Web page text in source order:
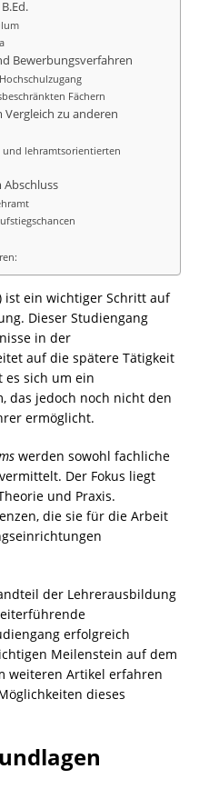
Bewerbungsverfahren
Fächern
Vergleich zu anderen
und lehramtsorientierten
ist ein wichtiger Schritt auf
Dieser Studiengang
in der
auf die spätere Tätigkeit
es sich um ein
das jedoch noch nicht den
ermöglicht.
werden sowohl fachliche
Der Fokus liegt
und Praxis.
die sie für die Arbeit
der Lehrerausbildung
erfolgreich
Meilenstein auf dem
weiteren Artikel erfahren
dieses